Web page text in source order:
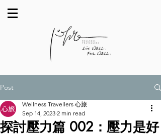
Post
探討壓力篇 002：壓力是好
Wellness Travellers 心旅
Sep 14, 2023 2 min read